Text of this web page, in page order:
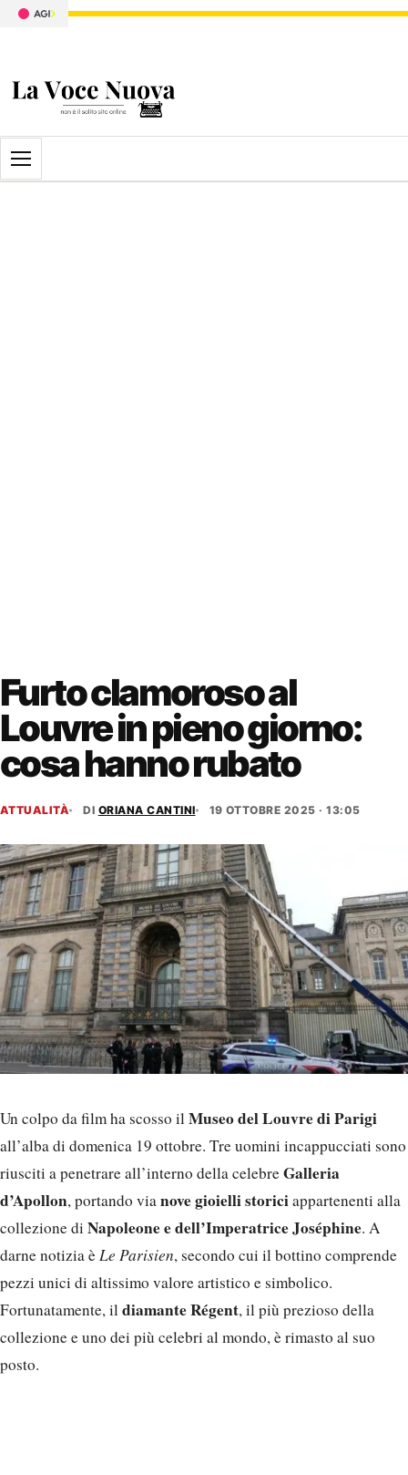
Apri il menu
Furto clamoroso al
Louvre in pieno giorno:
cosa hanno rubato
ATTUALITÀ DI ORIANA CANTINI 19 OTTOBRE 2025 · 13:05
Un colpo da film ha scosso ilMuseo del Louvre di Parigi
all’alba di domenica 19 ottobre. Tre uomini incappucciati sono
riusciti a penetrare all’interno della celebreGalleria
d’Apollon, portando vianove gioielli storiciappartenenti alla
collezione di Napoleone e dell’Imperatrice Joséphine. A
darne notizia èLe Parisien, secondo cui il bottino comprende
pezzi unici di altissimo valore artistico e simbolico.
Fortunatamente, ildiamante Régent, il più prezioso della
collezione e uno dei più celebri al mondo, è rimasto al suo
posto.